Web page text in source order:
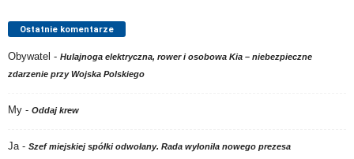
Ostatnie komentarze
Obywatel - Hulajnoga elektryczna, rower i osobowa Kia – niebezpieczne
zdarzenie przy Wojska Polskiego
My - Oddaj krew
Ja- Szef miejskiej spółki odwołany. Rada wyłoniła nowego prezesa